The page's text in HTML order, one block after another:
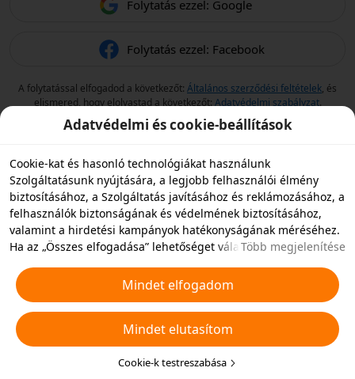
Folytatás ezzel: Google
Folytatás ezzel: Facebook
A folytatással elfogadod a következőt: Általános szerződési feltételek, és
elismered, hogy elolvastad a következőt: Adatvédelmi szabályzat.
Adatvédelmi és cookie-beállítások
Cookie-kat és hasonló technológiákat használunk
Szolgáltatásunk nyújtására, a legjobb felhasználói élmény
biztosításához, a Szolgáltatás javításához és reklámozásához, a
felhasználók biztonságának és védelmének biztosításához,
valamint a hirdetési kampányok hatékonyságának méréséhez.
Ha az „Összes elfogadása” lehetőséget választja, akkor
hasonló technológiákat tároljunk az eszközén hirdetési célokra.
Elutasíthatja az összes nem alapvető cookie-t, vagy az alábbi
„Cookie-k testreszabása” gombra kattintva vagy az adatvédelmi
beállításoknál bármikor kiválaszthatja, hogy mely típusú
cookie-kat szeretné elfogadni vagy letiltani. További
Cookie-kra és hasonló technológiákra
Több megjelenítése
Mindet elfogadom
Mindet elutasítom
Cookie-k testreszabása